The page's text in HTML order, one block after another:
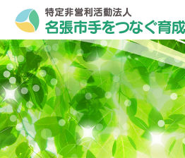
HOME
私たちについて
事業内容